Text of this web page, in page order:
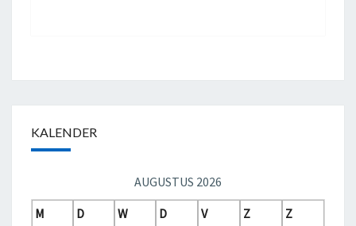
KALENDER
AUGUSTUS 2026
M
D W D V Z Z